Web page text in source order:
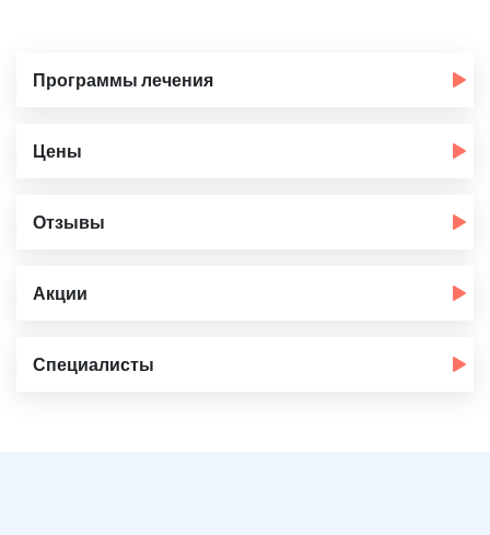
Программы лечения
Цены
Отзывы
Акции
Специалисты